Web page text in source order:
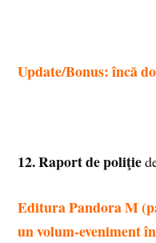
Update/Bonus: încă
12. Raport de poliţie
Editura Pandora M
un volum-eveniment